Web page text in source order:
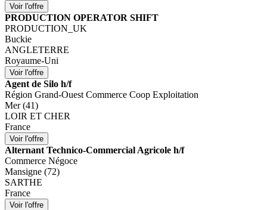
PRODUCTION OPERATOR SHIFT
PRODUCTION_UK
Buckie
ANGLETERRE
Royaume-Uni
Agent de Silo h/f
Région Grand-Ouest Commerce Coop Exploitation
Mer (41)
LOIR ET CHER
France
Alternant Technico-Commercial Agricole h/f
Commerce Négoce
Mansigne (72)
SARTHE
France